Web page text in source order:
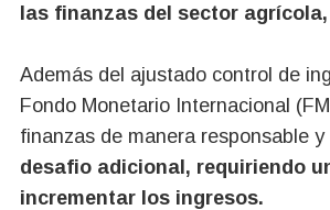
las finanzas del sector
Además del ajustado control de
Fondo Monetario Internacional
finanzas de manera responsable
desafio adicional, requiriendo
incrementar los ingresos.